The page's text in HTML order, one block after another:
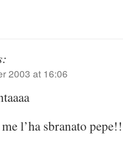
2003 at 16:06
l’ha sbranato